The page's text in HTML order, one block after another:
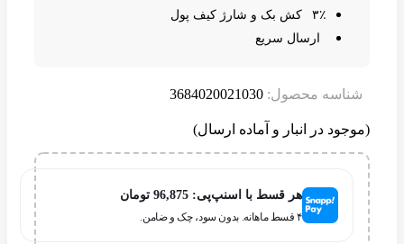
ارسال سریع
محصول:3684020021030
در انبار و آماده ارسال)
هر قسط با اسنپ‌پی:96,875 تومان